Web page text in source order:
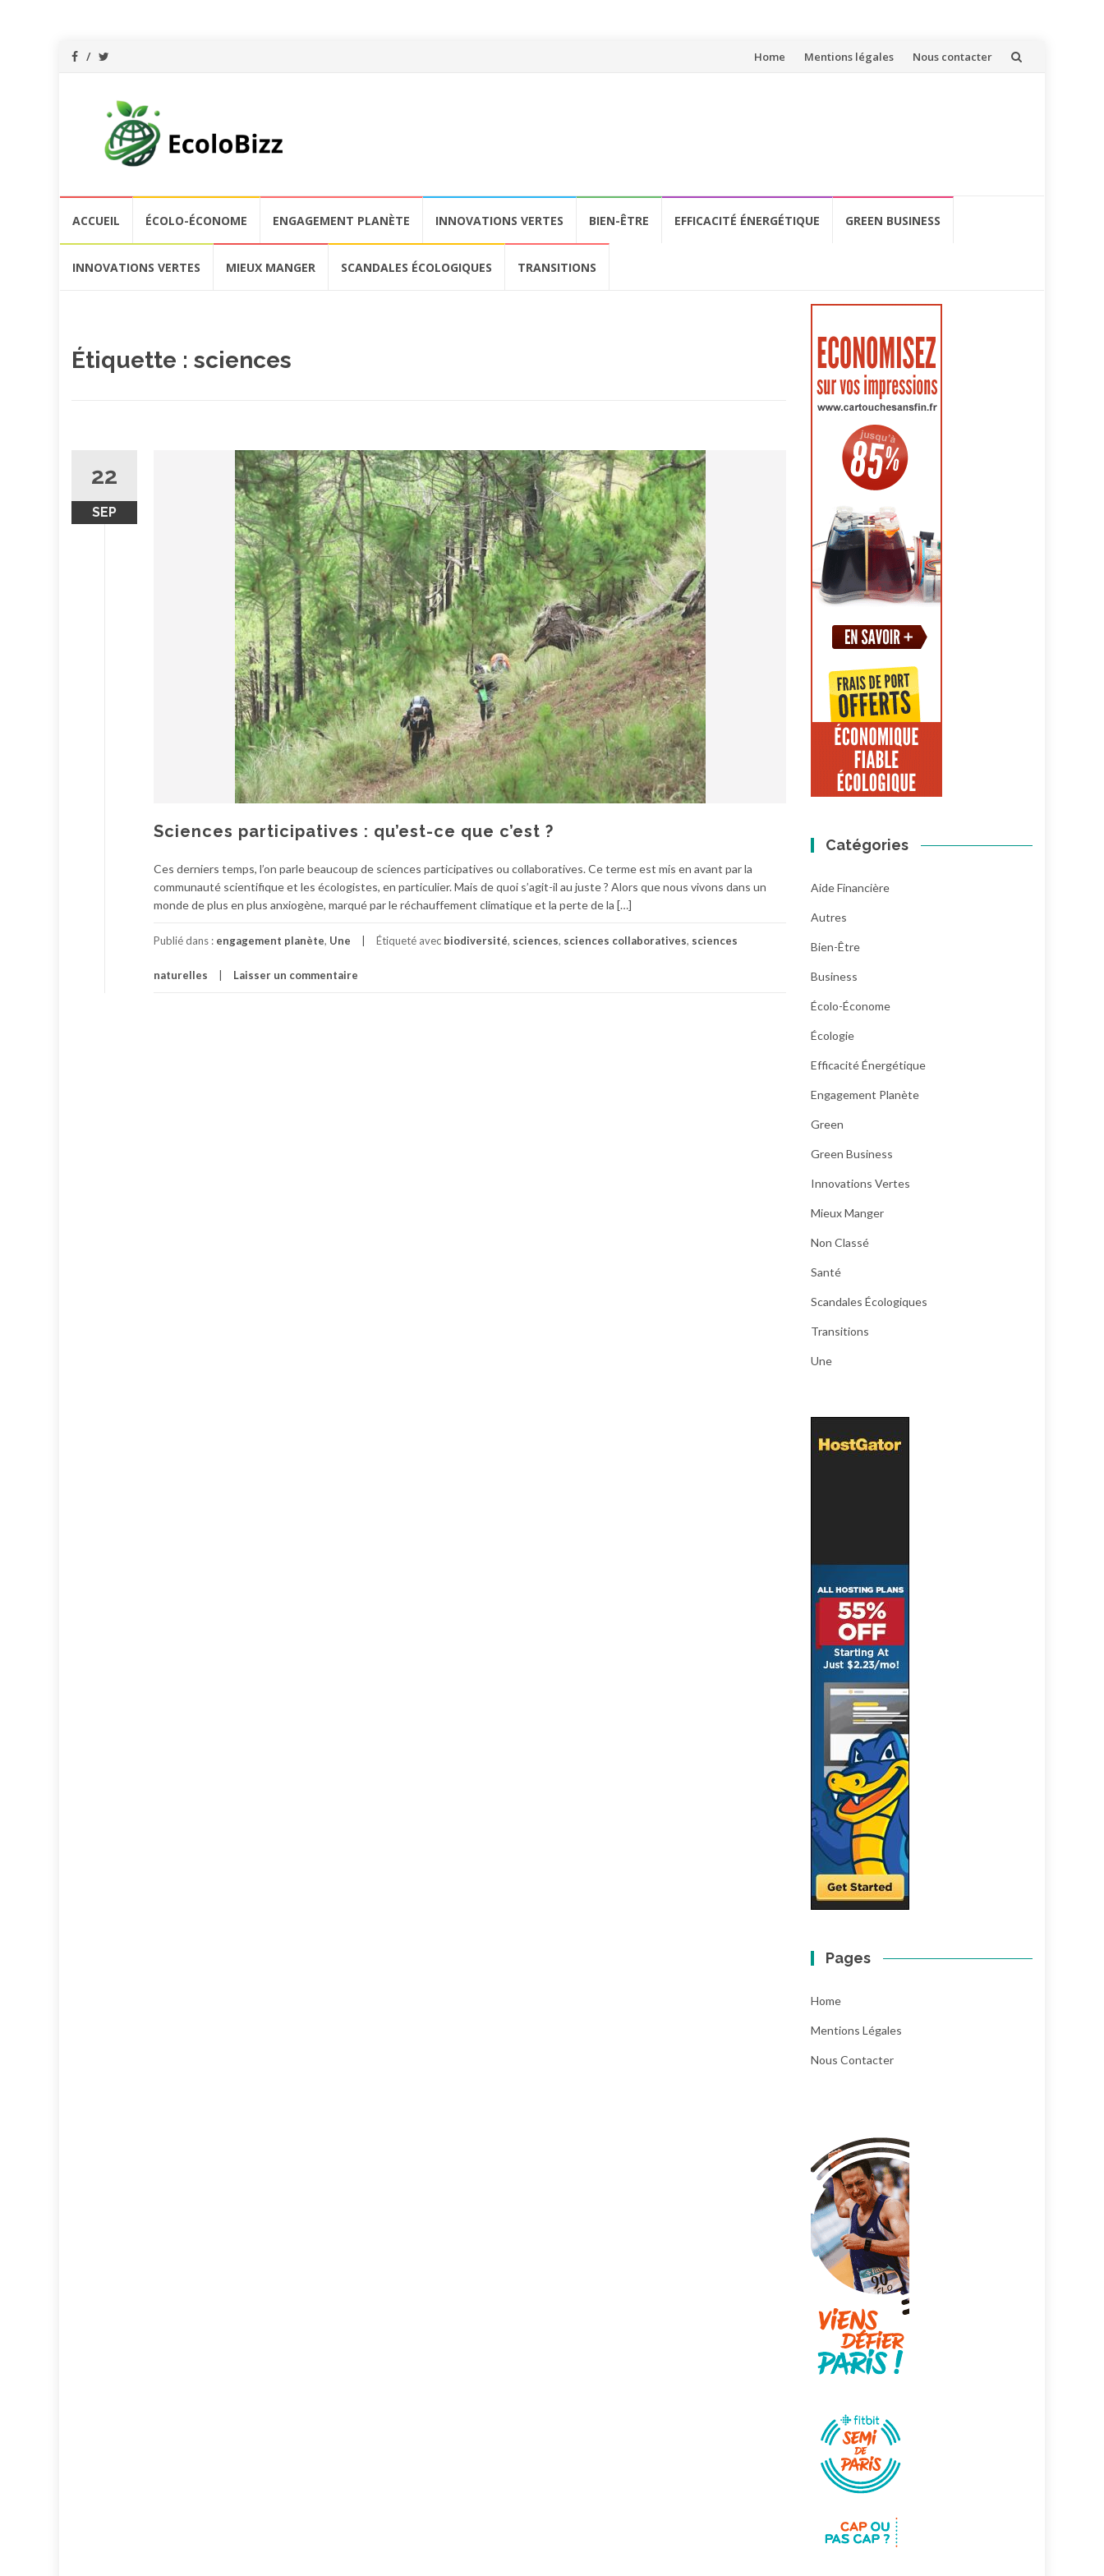
Aller
Home Mentions légales Nous contacter
contenu
ACCUEIL ÉCOLO-ÉCONOME ENGAGEMENT PLANÈTE INNOVATIONS VERTES BIEN-ÊTRE EFFICACITÉ ÉNERGÉTIQUE GREEN BUSINESS
INNOVATIONS VERTES MIEUX MANGER SCANDALES ÉCOLOGIQUES TRANSITIONS
Étiquette : sciences
22
SEP
Sciences participatives : qu’est-ce que c’est ?
Ces derniers temps, l’on parle beaucoup de sciences participatives ou collaboratives. Ce terme est mis en avant par la
communauté scientifique et les écologistes, en particulier. Mais de quoi s’agit-il au juste ? Alors que nous vivons dans un
monde de plus en plus anxiogène, marqué par le réchauffement climatique et la perte de la […]
Publié dans : engagement planète, Une Étiqueté avec biodiversité, sciences, sciences collaboratives, sciences
naturelles Laisser un commentaire
Catégories
Aide Financière
Autres
Bien-Être
Business
Écolo-Économe
Écologie
Efficacité Énergétique
Engagement Planète
Green
Green Business
Innovations Vertes
Mieux Manger
Non Classé
Santé
Scandales Écologiques
Transitions
Une
Pages
Home
Mentions Légales
Nous Contacter